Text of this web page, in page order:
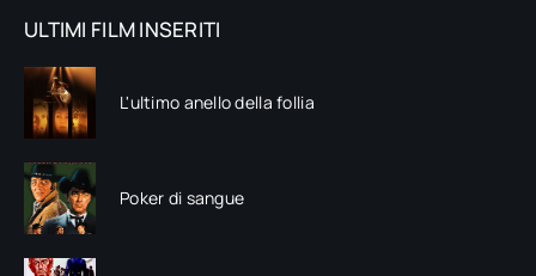
ULTIMI FILM INSERITI
L'ultimo anello della follia
Poker di sangue